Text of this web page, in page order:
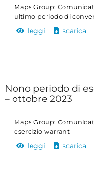
Maps Group:
ultimo periodo di
leggi scarica
Nono periodo di
– ottobre 2023
Maps Group:
esercizio warrant
leggi scarica